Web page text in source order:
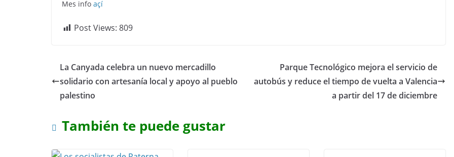
Mes info açí
Post Views: 809
La Canyada celebra un nuevo mercadillo
solidario con artesanía local y apoyo al pueblo
palestino
Parque Tecnológico mejora el servicio de
autobús y reduce el tiempo de vuelta a Valencia
a partir del 17 de diciembre
También te puede gustar